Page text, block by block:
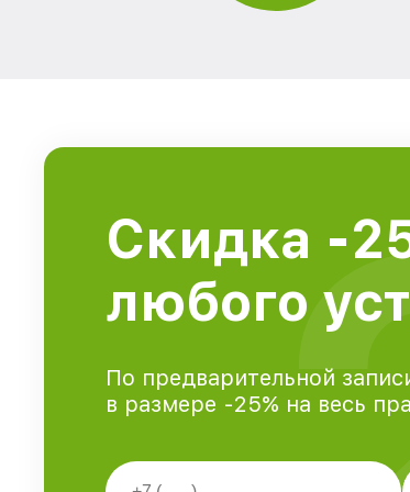
Скидка -
любого
По предварительной
в размере -25% на весь